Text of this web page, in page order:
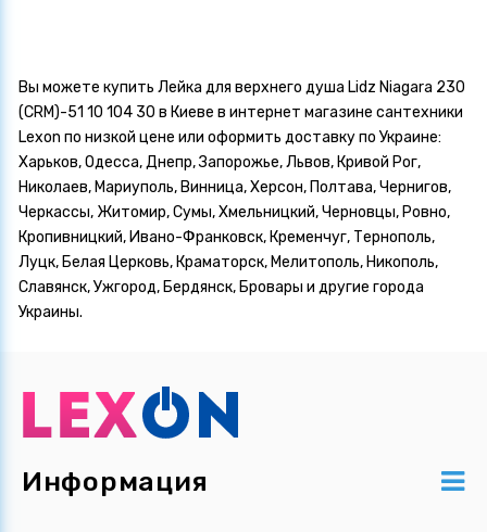
Вы можете купить Лейка для верхнего душа Lidz Niagara 230
(CRM)-51 10 104 30 в Киеве в интернет магазине сантехники
Lexon по низкой цене или оформить доставку по Украине:
Харьков, Одесса, Днепр, Запорожье, Львов, Кривой Рог,
Николаев, Мариуполь, Винница, Херсон, Полтава, Чернигов,
Черкассы, Житомир, Сумы, Хмельницкий, Черновцы, Ровно,
Кропивницкий, Ивано-Франковск, Кременчуг, Тернополь,
Луцк, Белая Церковь, Краматорск, Мелитополь, Никополь,
Славянск, Ужгород, Бердянск, Бровары и другие города
Украины.
Информация